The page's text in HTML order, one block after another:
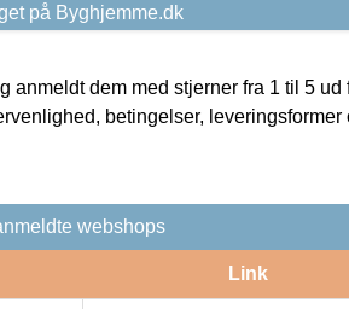
på Byghjemme.dk
dem med stjerner fra 1 til 5 ud
betingelser, leveringsformer
webshops
Link